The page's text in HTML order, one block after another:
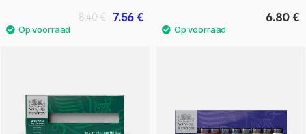
zijn om de verschillen tussen olieverf in verschillende
prijsklassen te kennen. Goedkopere verf voor beginners is
voor betaalt. Dat hoeft niet per se iets slechts te zijn, maar
het maakt het voor iedereen mogelijk om te schilderen,
ongeacht de voorwaarden of voorkennis. Olieschilderijen
7.56 €
8.40 € 6.80 €